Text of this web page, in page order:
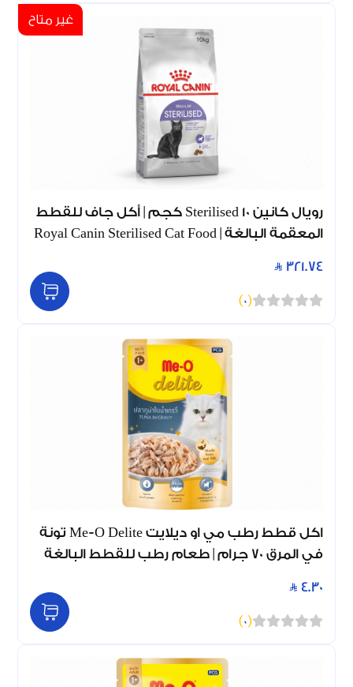
غير متاح
رويال كانين Sterilised 10 كجم | أكل جاف للقطط
المعقمة البالغة | Royal Canin Sterilised Cat Food
321.74
(
0
)
اكل قطط رطب مي او ديلايت Me-O Delite تونة
في المرق 70 جرام | طعام رطب للقطط البالغة
4.30
(
0
)